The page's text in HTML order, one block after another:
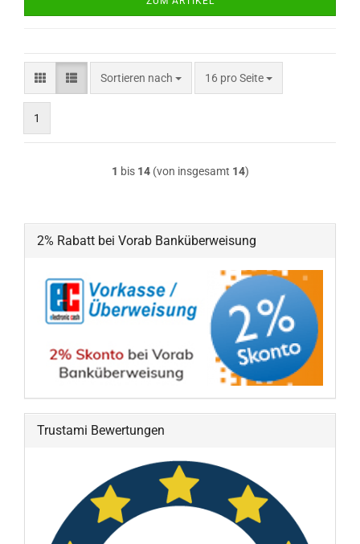
Sortieren nach
Sortieren nach 16 pro Seite
pro Seite
1
1 bis 14(von insgesamt 14)
2% Rabatt bei Vorab Banküberweisung
Trustami Bewertungen